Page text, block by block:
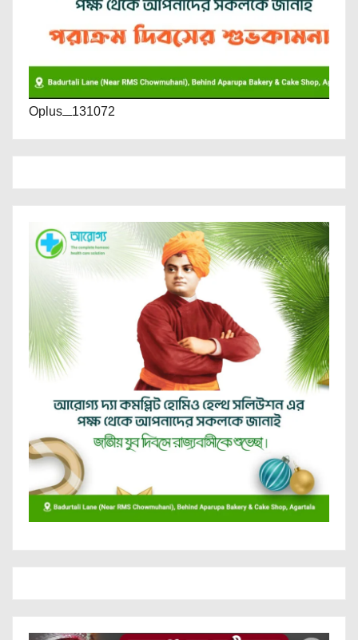
Oplus_131072